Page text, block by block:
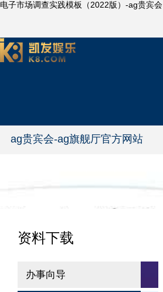
电子市场调查实践模板（2022版）-ag贵宾会
ag贵宾会-ag旗舰厅官方网站
资料下载
办事向导